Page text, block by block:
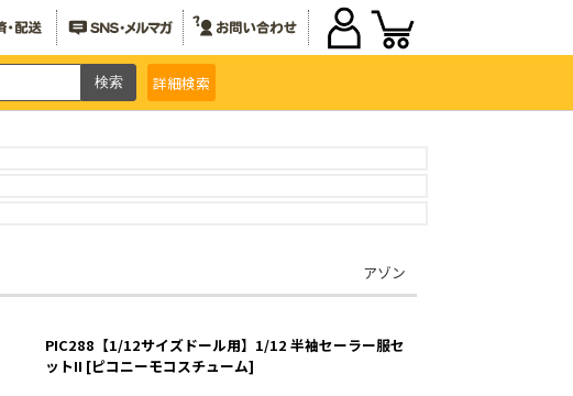
詳細検索
アゾン
PIC288【1/12サイズドール用】1/12 半袖セーラー服セ
ットII [ピコニーモコスチューム]